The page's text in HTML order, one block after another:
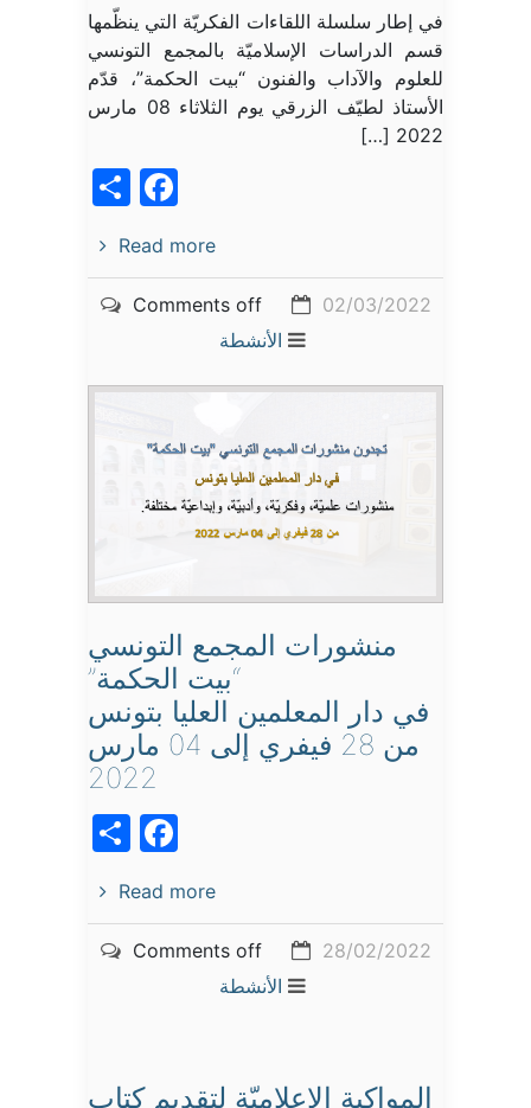
في إطار سلسلة اللقاءات الفكريّة التي ينظّمها
قسم الدراسات الإسلاميّة بالمجمع التونسي
للعلوم والآداب والفنون “بيت الحكمة”، قدّم
الأستاذ لطيّف الزرقي يوم الثلاثاء 08 مارس
2022 […]
Read more
02/03/2022
Comments off
الأنشطة
منشورات المجمع التونسي
“بيت الحكمة”
في دار المعلمين العليا بتونس
من 28 فيفري إلى 04 مارس
2022
Read more
28/02/2022
Comments off
الأنشطة
المواكبة الإعلاميّة لتقديم كتاب